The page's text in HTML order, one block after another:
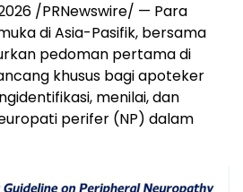
/PRNewswire/ — Para
di Asia-Pasifik, bersama
pedoman pertama di
khusus bagi apoteker
menilai, dan
perifer (NP) dalam